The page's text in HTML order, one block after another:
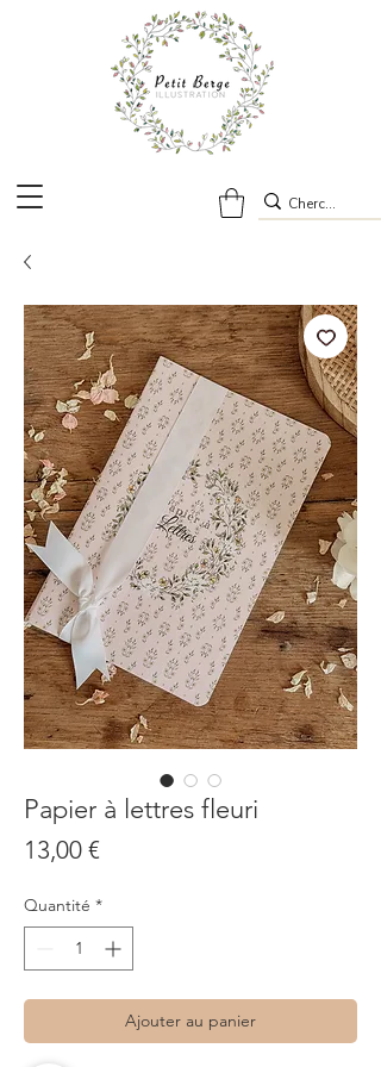
Papier à lettres fleuri
13,00 €Prix
Quantité *
Ajouter au panier